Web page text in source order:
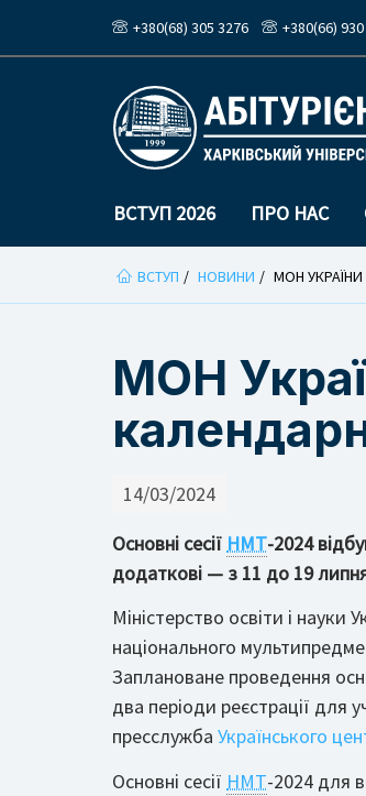
+380(68) 305 3276 +380(66)
ВСТУП 2026 ПРО НАС
ВСТУП НОВИНИ МОН
МОН
14/03/2024
Основні сесії НМТ-2024
додаткові — з 11 до 19
Міністерство освіти і
національного
Заплановане проведення
два періоди реєстрації для
пресслужба Українського
Основні сесії НМТ-2024 для